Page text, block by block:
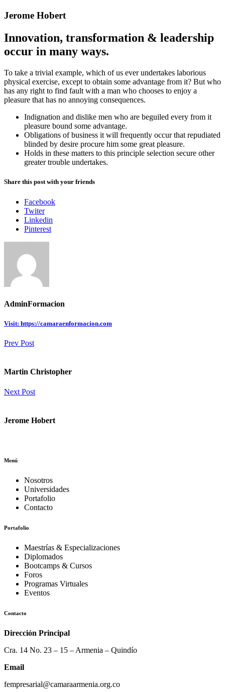
Jerome Hobert
Innovation, transformation & leadership
occur in many ways.
To take a trivial example, which of us ever undertakes laborious
physical exercise, except to obtain some advantage from it? But who
has any right to find fault with a man who chooses to enjoy a
pleasure that has no annoying consequences.
Indignation and dislike men who are beguiled every from it
pleasure bound some advantage.
Obligations of business it will frequently occur that repudiated
blinded by desire procure him some great pleasure.
Holds in these matters to this principle selection secure other
greater trouble undertakes.
Share this post with your friends
Facebook
Twiter
Linkedin
Pinterest
AdminFormacion
Visit: https://camaraenformacion.com
Prev Post
Martin Christopher
Next Post
Jerome Hobert
Menú
Nosotros
Universidades
Portafolio
Contacto
Portafolio
Maestrías & Especializaciones
Diplomados
Bootcamps & Cursos
Foros
Programas Virtuales
Eventos
Contacto
Dirección Principal
Cra. 14 No. 23 – 15 – Armenia – Quindío
Email
fempresarial@camaraarmenia.org.co